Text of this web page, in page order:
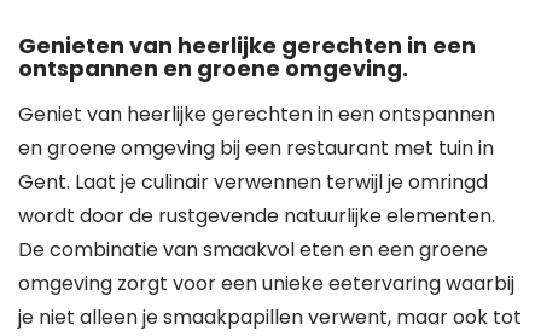
Genieten van heerlijke gerechten in een
ontspannen en groene omgeving.
Geniet van heerlijke gerechten in een ontspannen
en groene omgeving bij een restaurant met tuin in
Gent. Laat je culinair verwennen terwijl je omringd
wordt door de rustgevende natuurlijke elementen.
De combinatie van smaakvol eten en een groene
omgeving zorgt voor een unieke eetervaring waarbij
je niet alleen je smaakpapillen verwent, maar ook tot